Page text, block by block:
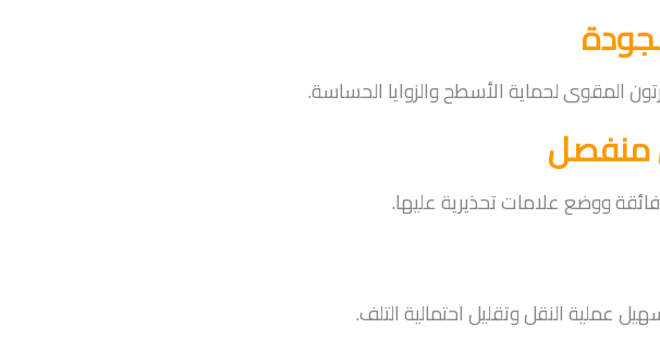
المقوى لحماية الأسطح والزوايا الحساسة.
منفصل
فائقة ووضع علامات تحذيرية عليها.
عملية النقل وتقليل احتمالية التلف.